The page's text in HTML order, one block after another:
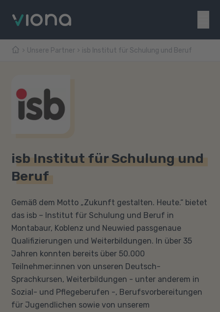
Unsere Partner isb Institut für Schulung und Beruf
isb Institut für Schulung und
Beruf
Gemäß dem Motto „Zukunft gestalten. Heute.“ bietet
das isb – Institut für Schulung und Beruf in
Montabaur, Koblenz und Neuwied passgenaue
Qualifizierungen und Weiterbildungen. In über 35
Jahren konnten bereits über 50.000
Teilnehmer:innen von unseren Deutsch-
Sprachkursen, Weiterbildungen - unter anderem in
Sozial- und Pflegeberufen -, Berufsvorbereitungen
für Jugendlichen sowie von unserem